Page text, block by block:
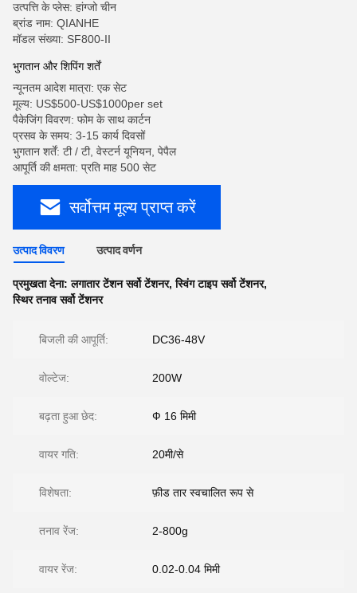
उत्पत्ति के प्लेस: हांग्जो चीन
ब्रांड नाम: QIANHE
मॉडल संख्या: SF800-II
भुगतान और शिपिंग शर्तें
न्यूनतम आदेश मात्रा: एक सेट
मूल्य: US$500-US$1000per set
पैकेजिंग विवरण: फोम के साथ कार्टन
प्रसव के समय: 3-15 कार्य दिवसों
भुगतान शर्तें: टी / टी, वेस्टर्न यूनियन, पेपैल
आपूर्ति की क्षमता: प्रति माह 500 सेट
सर्वोत्तम मूल्य प्राप्त करें
उत्पाद विवरण उत्पाद वर्णन
प्रमुखता देना:लगातार टेंशन सर्वो टेंशनर,स्विंग टाइप सर्वो टेंशनर,
स्थिर तनाव सर्वो टेंशनर
बिजली की आपूर्ति: DC36-48V
वोल्टेज: 200W
बढ़ता हुआ छेद: Ф 16 मिमी
वायर गति: 20मी/से
विशेषता: फ़ीड तार स्वचालित रूप से
तनाव रेंज: 2-800g
वायर रेंज: 0.02-0.04 मिमी